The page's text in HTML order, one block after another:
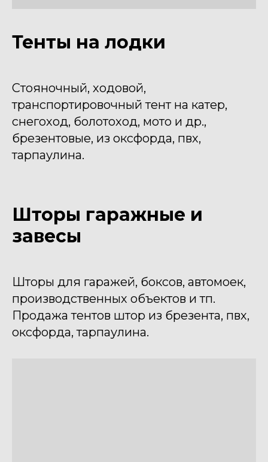
Тенты на лодки
Стояночный, ходовой,
транспортировочный тент на катер,
снегоход, болотоход, мото и др.,
брезентовые, из оксфорда, пвх,
тарпаулина.
Шторы гаражные и
завесы
Шторы для гаражей, боксов, автомоек,
производственных объектов и тп.
Продажа тентов штор из брезента, пвх,
оксфорда, тарпаулина.